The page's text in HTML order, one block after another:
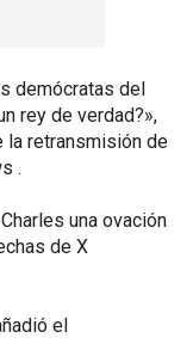
demócratas del
rey de verdad?»,
la retransmisión de
.
una ovación
de X
el